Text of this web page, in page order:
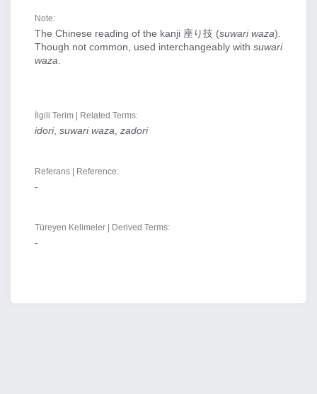
Note:
The Chinese reading of the kanji 座り技 (suwari waza).
Though not common, used interchangeably with suwari
waza
İlgili Terim | Related Terms:
idori, suwari waza zadori
Referans | Reference:
-
Türeyen Kelimeler | Derived Terms:
-